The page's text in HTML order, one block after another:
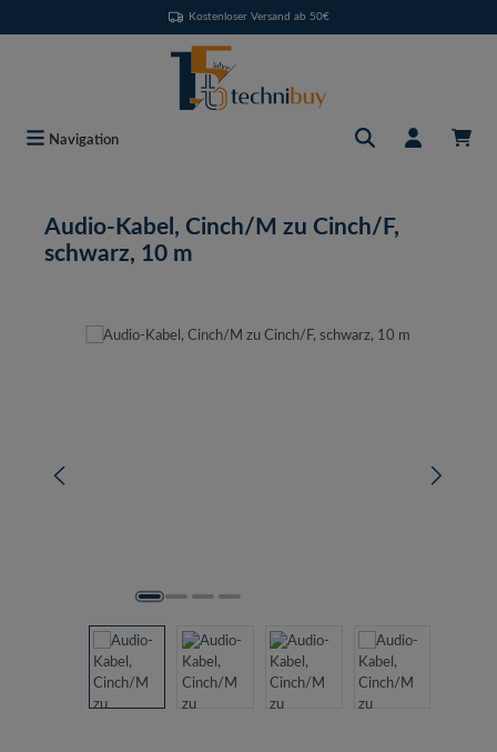
Kostenloser Versand ab 50€
Navigation
Audio-Kabel, Cinch/M zu Cinch/F,
schwarz, 10 m
Bildergalerie überspringen